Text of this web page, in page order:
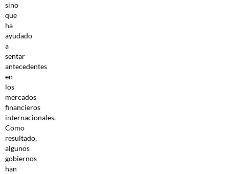
sino
que
ha
ayudado
a
sentar
antecedentes
en
los
mercados
financieros
internacionales.
Como
resultado,
algunos
gobiernos
han